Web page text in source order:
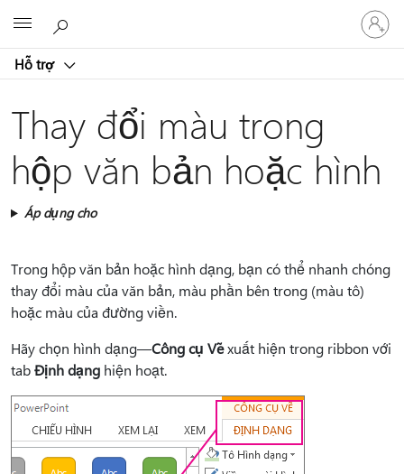
Hỗ trợ
Đăng
nhập
tài
Thay đổi màu trong
hộp văn bản hoặc hình
Áp dụng cho
Trong hộp văn bản hoặc hình dạng, bạn có thể nhanh chóng
thay đổi màu của văn bản, màu phần bên trong (màu tô)
hoặc màu của đường viền.
Hãy chọn hình dạng—Công cụ Vẽxuất hiện trong ribbon với
tabĐịnh dạng hiện hoạt.